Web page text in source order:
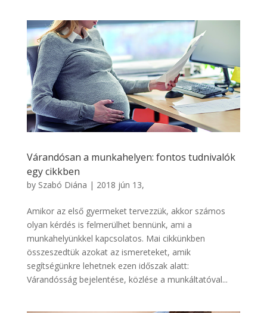
Várandósan a munkahelyen: fontos tudnivalók
egy cikkben
by Szabó Diána | 2018 jún 13,
Amikor az első gyermeket tervezzük, akkor számos
olyan kérdés is felmerülhet bennünk, ami a
munkahelyünkkel kapcsolatos. Mai cikkünkben
összeszedtük azokat az ismereteket, amik
segítségünkre lehetnek ezen időszak alatt:
Várandósság bejelentése, közlése a munkáltatóval...